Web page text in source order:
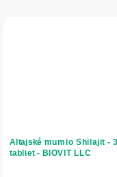
Altajské mumio Shilajit -
tabliet - BIOVIT LLC